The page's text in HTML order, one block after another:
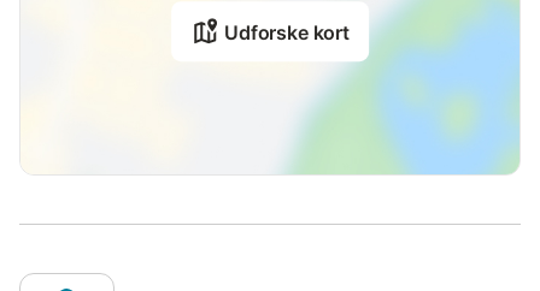
Udforske kort